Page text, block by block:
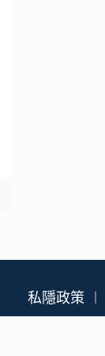
私隱政策︱